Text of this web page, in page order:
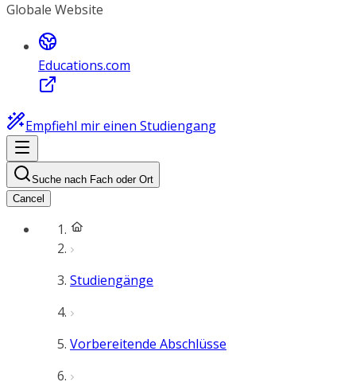
Globale Website
Educations.com
Empfiehl mir einen Studiengang
Suche nach Fach oder Ort
Cancel
Studiengänge
Vorbereitende Abschlüsse